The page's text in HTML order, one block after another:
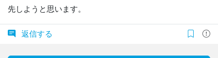
先しようと思います。
返信する